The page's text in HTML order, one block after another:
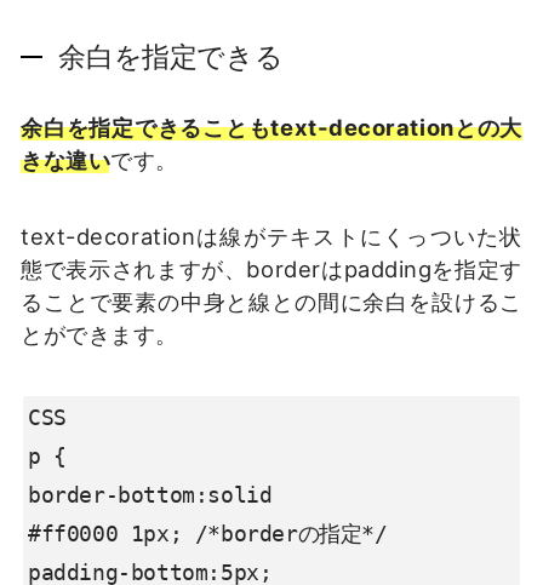
余白を指定できる
余白を指定できることもtext-decorationとの大
きな違いです。
text-decorationは線がテキストにくっついた状
態で表示されますが、borderはpaddingを指定す
ることで要素の中身と線との間に余白を設けるこ
とができます。
CSS
p {
border-bottom:solid
#ff0000 1px; /*borderの指定*/
padding-bottom:5px;